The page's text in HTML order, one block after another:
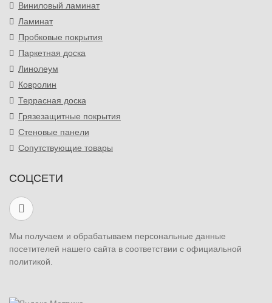
Виниловый ламинат
Ламинат
Пробковые покрытия
Паркетная доска
Линолеум
Ковролин
Террасная доска
Грязезащитные покрытия
Стеновые панели
Сопутствующие товары
СОЦСЕТИ
Мы получаем и обрабатываем персональные данные
посетителей нашего сайта в соответствии с официальной
политикой.